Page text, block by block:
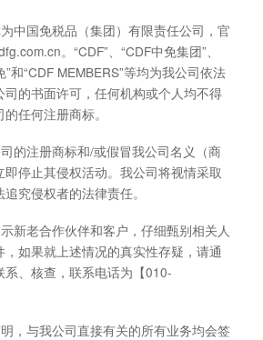
中国免税品（集团）有限责任公司，官
。“CDF”、“CDF中免集团”、
”和“CDF MEMBERS”等均为我公司依法
的书面许可，任何机构或个人均不得
任何注册商标。
的注册商标和/或假冒我公司名义（商
停止其侵权活动。我公司将视情采取
究侵权者的法律责任。
新老合作伙伴和客户，仔细甄别相关人
，如果就上述情况的真实性存疑，请通
、核查，联系电话为【010-
，与我公司直接有关的所有业务均会签